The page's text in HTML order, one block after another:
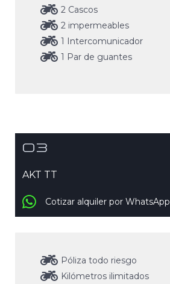
2 Cascos
2 impermeables
1 Intercomunicador
1 Par de guantes
03
AKT TT
Cotizar alquiler por WhatsApp
Póliza todo riesgo
Kilómetros ilimitados